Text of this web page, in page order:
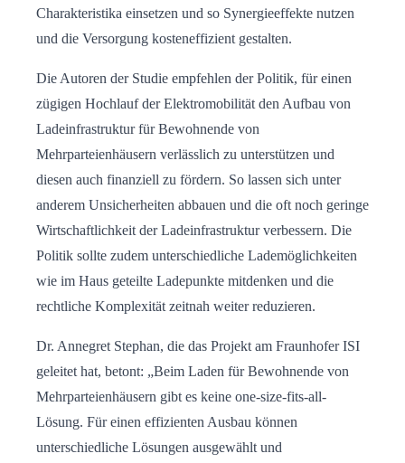
Charakteristika einsetzen und so Synergieeffekte nutzen
und die Versorgung kosteneffizient gestalten.
Die Autoren der Studie empfehlen der Politik, für einen
zügigen Hochlauf der Elektromobilität den Aufbau von
Ladeinfrastruktur für Bewohnende von
Mehrparteienhäusern verlässlich zu unterstützen und
diesen auch finanziell zu fördern. So lassen sich unter
anderem Unsicherheiten abbauen und die oft noch geringe
Wirtschaftlichkeit der Ladeinfrastruktur verbessern. Die
Politik sollte zudem unterschiedliche Lademöglichkeiten
wie im Haus geteilte Ladepunkte mitdenken und die
rechtliche Komplexität zeitnah weiter reduzieren.
Dr. Annegret Stephan, die das Projekt am Fraunhofer ISI
geleitet hat, betont: „Beim Laden für Bewohnende von
Mehrparteienhäusern gibt es keine one-size-fits-all-
Lösung. Für einen effizienten Ausbau können
unterschiedliche Lösungen ausgewählt und